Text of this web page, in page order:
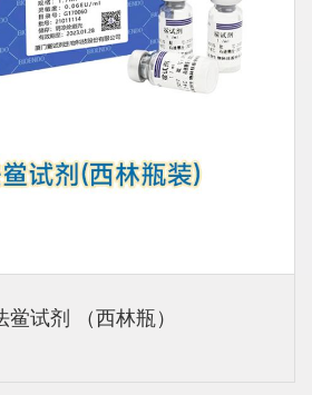
鲎试剂 （西林瓶）